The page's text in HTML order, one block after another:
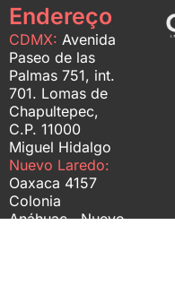
Endereço
CDMX: Avenida
Paseo de las
Palmas 751, int.
701. Lomas de
Chapultepec,
C.P. 11000
Miguel Hidalgo
Nuevo Laredo:
Oaxaca 4157
Colonia
Anáhuac Nuevo